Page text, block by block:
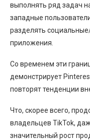
выполнять ряд задач
западные
разделять
приложения.
Со временем эти
демонстрирует
повторят тенденции
Что, скорее всего,
владельцев TikTok,
значительный рост